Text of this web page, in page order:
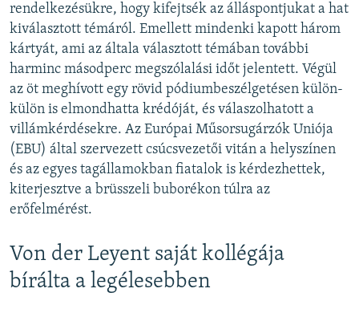
rendelkezésükre, hogy kifejtsék az álláspontjukat a hat
kiválasztott témáról. Emellett mindenki kapott három
kártyát, ami az általa választott témában további
harminc másodperc megszólalási időt jelentett. Végül
az öt meghívott egy rövid pódiumbeszélgetésen külön-
külön is elmondhatta krédóját, és válaszolhatott a
villámkérdésekre. Az Európai Műsorsugárzók Uniója
(EBU) által szervezett csúcsvezetői vitán a helyszínen
és az egyes tagállamokban fiatalok is kérdezhettek,
kiterjesztve a brüsszeli buborékon túlra az
erőfelmérést.
Von der Leyent saját kollégája
bírálta a legélesebben